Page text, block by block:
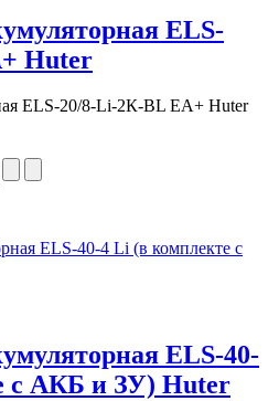
ELS-
Huter
ELS-20/8-Li-2К-BL ЕА+ Huter
ELS-40-
с АКБ и ЗУ) Huter